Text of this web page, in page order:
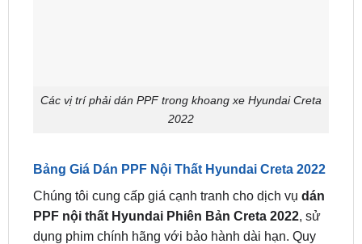
Các vị trí phải dán PPF trong khoang xe Hyundai Creta
2022
Bảng Giá Dán PPF Nội Thất Hyundai Creta 2022
Chúng tôi cung cấp giá cạnh tranh cho dịch vụ dán
PPF nội thất Hyundai Phiên Bản Creta 2022, sử
dụng phim chính hãng với bảo hành dài hạn. Quy